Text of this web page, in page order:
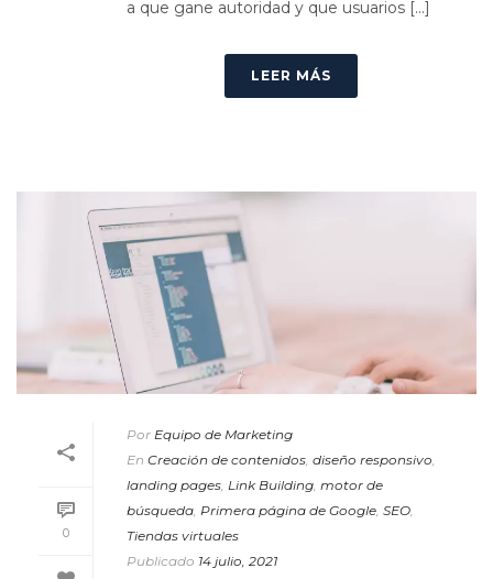
a que gane autoridad y que usuarios [...]
LEER MÁS
0
Por Equipo de Marketing
En Creación de contenidos, diseño responsivo,
landing pages, Link Building, motor de
búsqueda, Primera página de Google, SEO,
Tiendas virtuales
Publicado 14 julio, 2021